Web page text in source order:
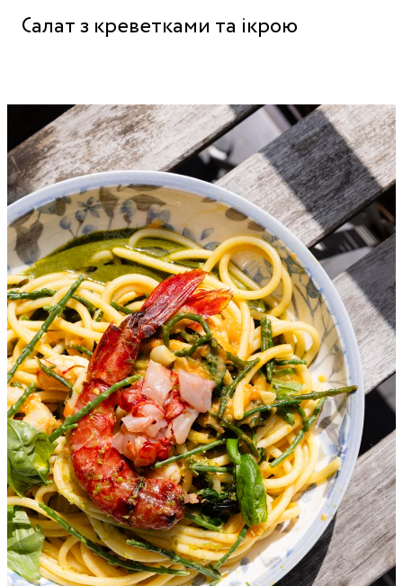
Салат з креветками та ікрою